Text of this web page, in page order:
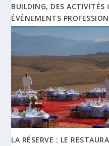
BUILDING, DES ACTIVITÉS
ÉVÉNEMENTS
LA RÉSERVE : LE